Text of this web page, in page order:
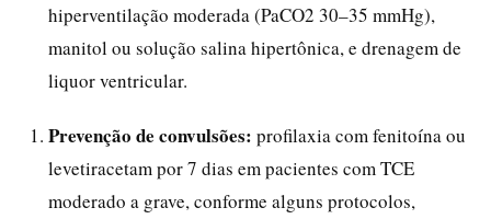
hiperventilação moderada (PaCO2 30–35 mmHg),
manitol ou solução salina hipertônica, e drenagem de
liquor ventricular.
Prevenção de convulsões: profilaxia com fenitoína ou
levetiracetam por 7 dias em pacientes com TCE
moderado a grave, conforme alguns protocolos,